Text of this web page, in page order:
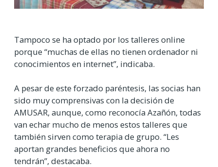
Tampoco se ha optado por los talleres online
porque “muchas de ellas no tienen ordenador ni
conocimientos en internet”, indicaba.
A pesar de este forzado paréntesis, las socias han
sido muy comprensivas con la decisión de
AMUSAR, aunque, como reconocía Azañón, todas
van echar mucho de menos estos talleres que
también sirven como terapia de grupo. “Les
aportan grandes beneficios que ahora no
tendrán”, destacaba.